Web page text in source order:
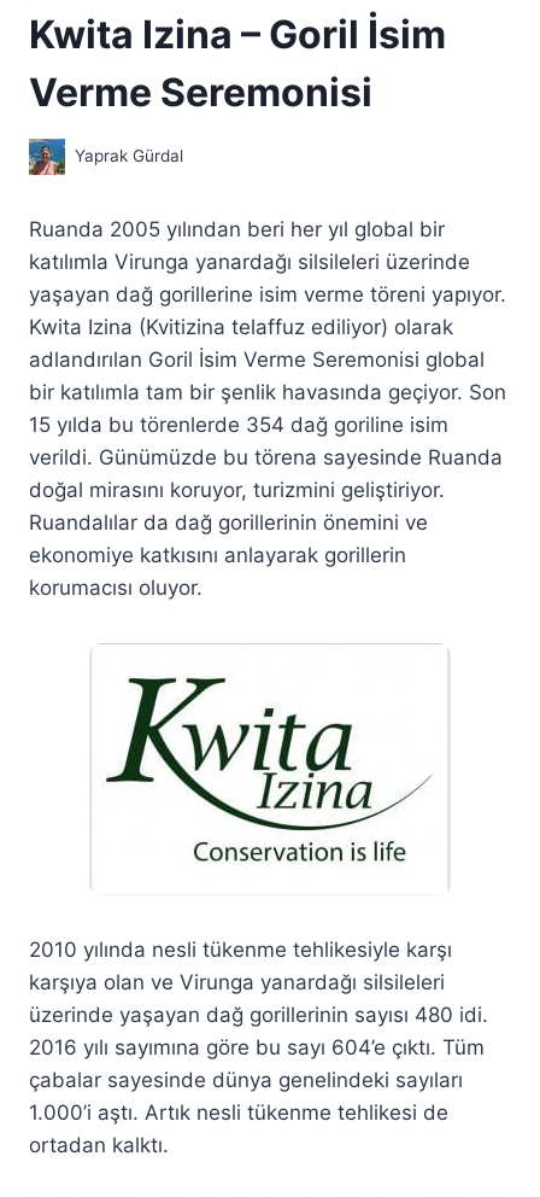
Kwita Izina – Goril İsim
Verme Seremonisi
Yaprak Gürdal
Ruanda 2005 yılından beri her yıl global bir
katılımla Virunga yanardağı silsileleri üzerinde
yaşayan dağ gorillerine isim verme töreni yapıyor.
Kwita Izina (Kvitizina telaffuz ediliyor) olarak
adlandırılan Goril İsim Verme Seremonisi global
bir katılımla tam bir şenlik havasında geçiyor. Son
15 yılda bu törenlerde 354 dağ goriline isim
verildi. Günümüzde bu törena sayesinde Ruanda
doğal mirasını koruyor, turizmini geliştiriyor.
Ruandalılar da dağ gorillerinin önemini ve
ekonomiye katkısını anlayarak gorillerin
korumacısı oluyor.
2010 yılında nesli tükenme tehlikesiyle karşı
karşıya olan ve Virunga yanardağı silsileleri
üzerinde yaşayan dağ gorillerinin sayısı 480 idi.
2016 yılı sayımına göre bu sayı 604’e çıktı. Tüm
çabalar sayesinde dünya genelindeki sayıları
1.000’i aştı. Artık nesli tükenme tehlikesi de
ortadan kalktı.